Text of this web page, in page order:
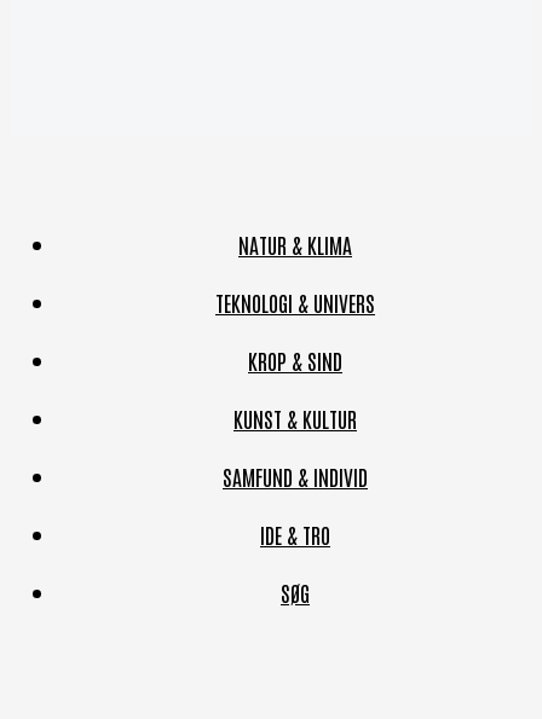
NATUR & KLIMA
TEKNOLOGI & UNIVERS
KROP & SIND
KUNST & KULTUR
SAMFUND & INDIVID
IDE & TRO
SØG